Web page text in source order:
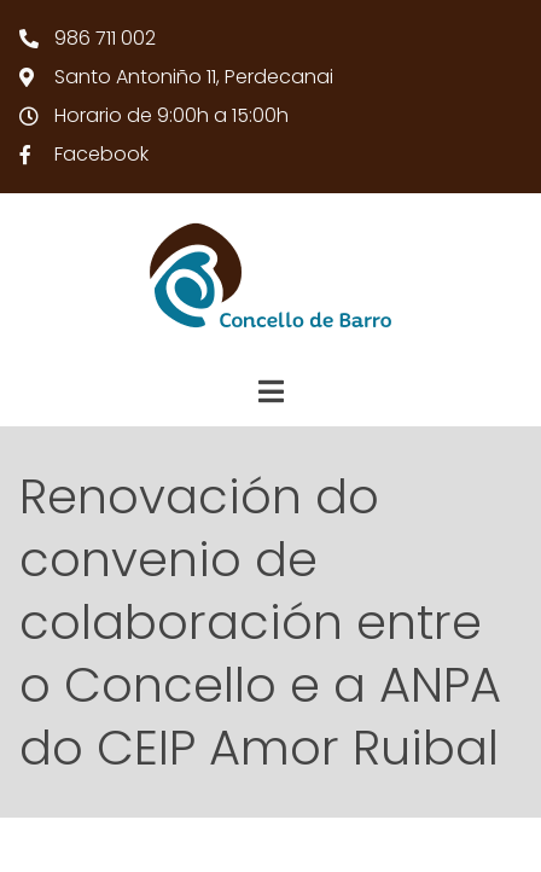
986 711 002
Santo Antoniño 11, Perdecanai
Horario de 9:00h a 15:00h
Facebook
Renovación do
convenio de
colaboración entre
o Concello e a ANPA
do CEIP Amor Ruibal